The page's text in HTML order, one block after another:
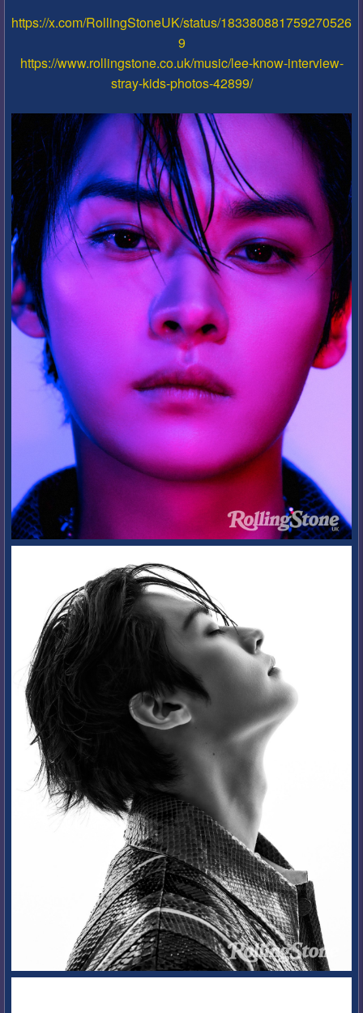
https://x.com/RollingStoneUK/status/183380881759270526
9
https://www.rollingstone.co.uk/music/lee-know-interview-
stray-kids-photos-42899/